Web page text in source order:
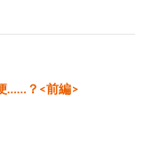
……？<前編>